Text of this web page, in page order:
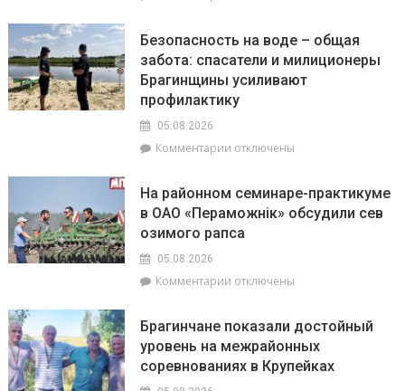
на
6
августа:
Овнам
сходить
на
Ракам
нужно
на
чужие
проблемы
Безопасность на воде – общая
забота: спасатели и милиционеры
Брагинщины усиливают
профилактику
05.08.2026
Комментарии к
на
воде
–
спасатели
Брагинщины
усиливают
профилактику
отключены
На районном семинаре-практикуме
в ОАО «Пераможнік» обсудили сев
озимого рапса
05.08.2026
Комментарии к
районном
семинаре-
практикуме
отключены
Брагинчане показали достойный
уровень на межрайонных
соревнованиях в Крупейках